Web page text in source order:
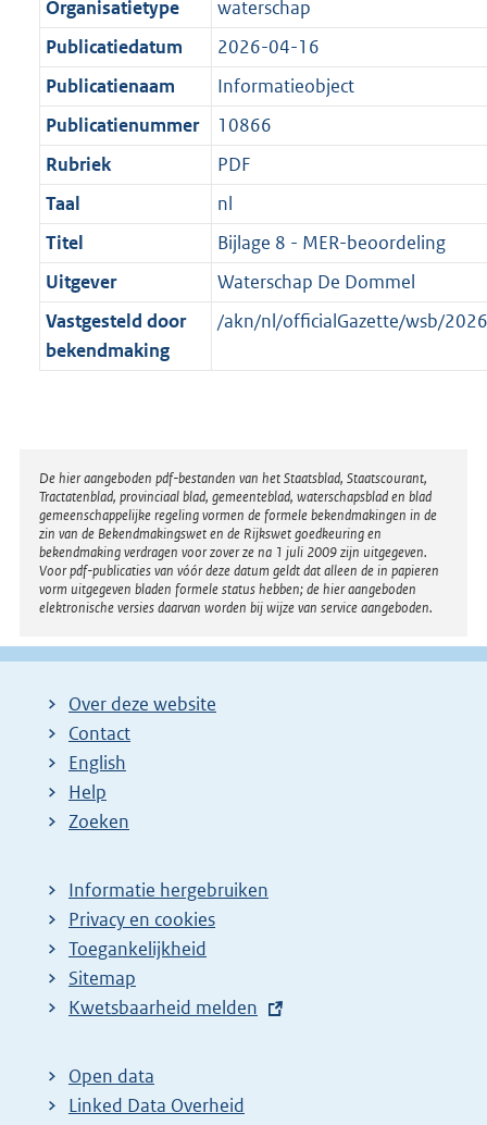
r
m
a
a
t
n
d
:
1
K
b
Organisatietype
waterschap
Publicatiedatum
2026-04-16
Publicatienaam
Informatieobject
Publicatienummer
10866
Rubriek
PDF
Taal
nl
Titel
Bijlage 8 - MER-beoordeling
Uitgever
Waterschap De Dommel
Vastgesteld door
bekendmaking
/akn/nl/officialGazette/wsb/
Disclaimer
De hier aangeboden pdf-bestanden van het Staatsblad, Staatscourant,
Tractatenblad, provinciaal blad, gemeenteblad, waterschapsblad en blad
gemeenschappelijke regeling vormen de formele bekendmakingen in de
zin van de Bekendmakingswet en de Rijkswet goedkeuring en
bekendmaking verdragen voor zover ze na 1 juli 2009 zijn uitgegeven.
Voor pdf-publicaties van vóór deze datum geldt dat alleen de in papieren
vorm uitgegeven bladen formele status hebben; de hier aangeboden
elektronische versies daarvan worden bij wijze van service aangeboden.
Over deze website
Contact
English
Help
Zoeken
Informatie hergebruiken
Privacy en cookies
Toegankelijkheid
Sitemap
E
t
e
Kwetsbaarheid melden
Open data
Linked Data Overheid